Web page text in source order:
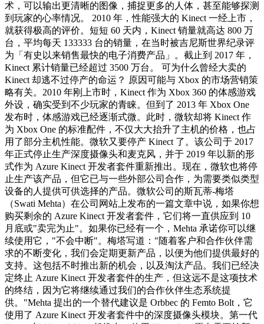
术，可以输出更清晰的图像，捕捉更多的人体，甚至能够探测
到玩家的心率情况。 2010 年，性能强大的 Kinect 一经上市，
就获得极高的评价。短短 60 天内，Kinect 销量就高达 800 万
台，平均每天 133333 台的销量，在当时被吉尼斯世界纪录评
为「有史以来销售最快的电子消费产品」。截止到 2017 年，
Kinect 累计销量已经超过 3500 万台。 可为什么曾经大卖的
Kinect 却逃不过停产的命运？ 原因可能与 Xbox 的市场营销策
略有关。2010 年刚上市时，Kinect 作为 Xbox 360 的体感游戏
外设，确实受到不少玩家的青睐。但到了 2013 年 Xbox One
发布时，体感游戏已经逐渐式微。此时，微软却将 Kinect 作
为 Xbox One 的标准配件，不仅大大抬升了主机的价格，也占
用了部分主机性能。微软又要停产 Kinect 了。该公司于 2017
年正式停止生产深度摄像头和麦克风，并于 2019 年以新的形
式作为 Azure Kinect 开发者套件重新推出。现在，微软也将停
止生产该产品，但它已与一些外部公司合作，为需要类似类型
设备的人提供可供选择的产品。微软公司的斯瓦蒂-梅塔
（Swati Mehta）在公司网站上发布的一篇文章中说，如果你想
购买剩余的 Azure Kinect 开发者套件，它们将一直供应到 10
月底或"卖完为止"。如果你已经有一个，Mehta 承诺你可以继
续使用它，"不会中断"。梅塔写道："随着客户和合作伙伴需
求的不断变化，我们会定期更新产品，以便为他们提供最好的
支持。这包括不时推出新的机会，以及淘汰产品。我们已经决
定终止 Azure Kinect 开发者套件的生产，但这远不是这项技术
的终结，因为它将继续通过我们的合作伙伴生态系统提
供。"Mehta 提出的一个替代建议是 Orbbec 的 Femto Bolt，它
使用了 Azure Kinect 开发者套件中的深度摄像头模块。第一代